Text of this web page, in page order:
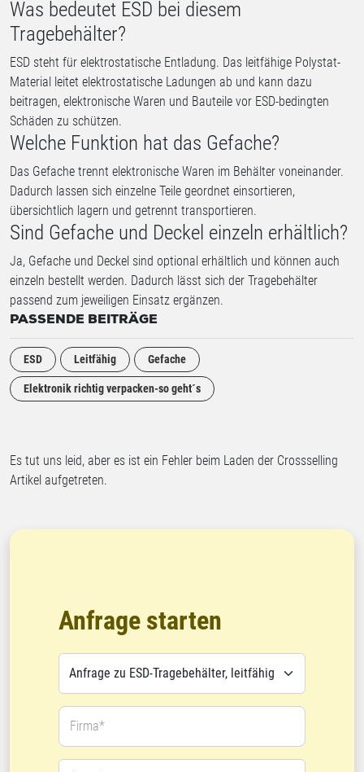
Was bedeutet ESD bei diesem
Tragebehälter?
ESD steht für elektrostatische Entladung. Das leitfähige Polystat-
Material leitet elektrostatische Ladungen ab und kann dazu
beitragen, elektronische Waren und Bauteile vor ESD-bedingten
Schäden zu schützen.
Welche Funktion hat das Gefache?
Das Gefache trennt elektronische Waren im Behälter voneinander.
Dadurch lassen sich einzelne Teile geordnet einsortieren,
übersichtlich lagern und getrennt transportieren.
Sind Gefache und Deckel einzeln erhältlich?
Ja, Gefache und Deckel sind optional erhältlich und können auch
einzeln bestellt werden. Dadurch lässt sich der Tragebehälter
passend zum jeweiligen Einsatz ergänzen.
PASSENDE BEITRÄGE
ESD Leitfähig Gefache
Elektronik richtig verpacken-so geht´s
Es tut uns leid, aber es ist ein Fehler beim Laden der Crossselling
Artikel aufgetreten.
Anfrage starten
Firma*